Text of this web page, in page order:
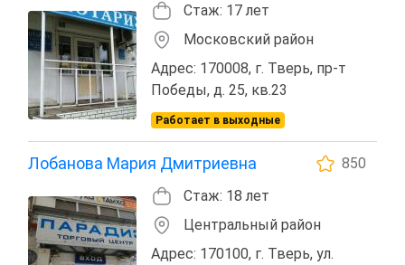
Стаж: 17 лет
Московский район
Адрес: 170008, г. Тверь, пр-т
Победы, д. 25, кв.23
Работает в выходные
Лобанова Мария Дмитриевна
850
Стаж: 18 лет
Центральный район
Адрес: 170100, г. Тверь, ул.